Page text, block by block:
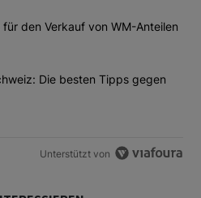
der am meisten kommentierten
"Fifa verwirft Pläne für den
den Verkauf von WM-Anteilen
"Tanken in der Schweiz: Die
Die besten Tipps gegen
Unterstützt von